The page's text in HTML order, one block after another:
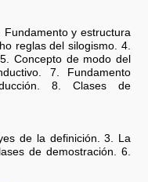
y estructura
reglas del silogismo. 4.
Concepto de modo del
7. Fundamento
8. Clases de
de la definición. 3. La
de demostración. 6.